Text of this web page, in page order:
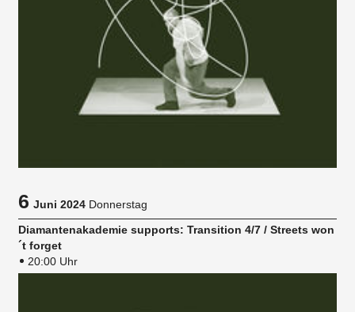
6Juni 2024 Donnerstag
Diamantenakademie supports: Transition 4/7 / Streets won
´t forget
20:00 Uhr